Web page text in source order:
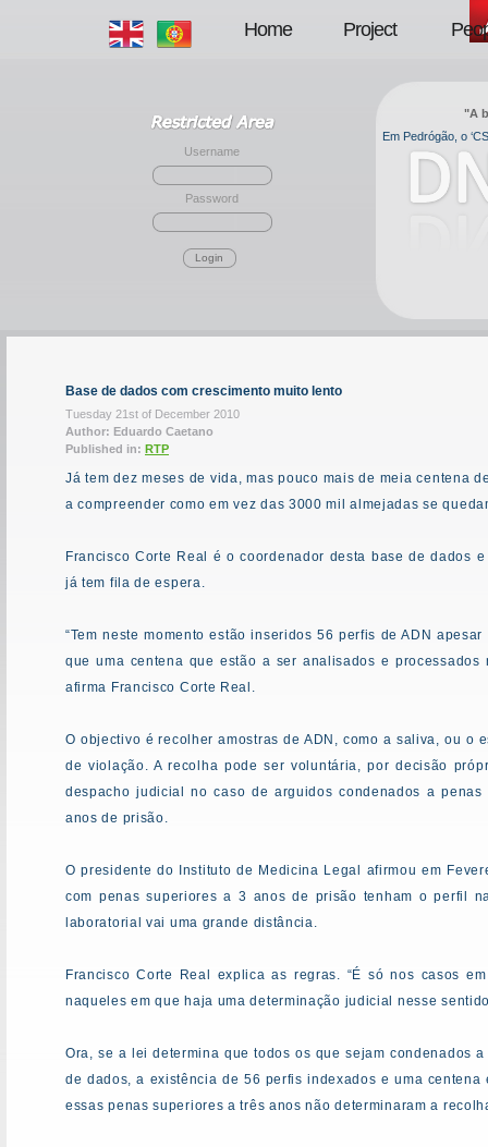
"A
Em Pedrógão, o
Username
Password
Login
Home Project
Base de dados com crescimento muito lento
Tuesday 21st of December 2010
Author: Eduardo Caetano
Published in: RTP
Já tem dez meses de vida, mas pouco mais de meia centena
a compreender como em vez das 3000 mil almejadas se
Francisco Corte Real é o coordenador desta base de dados
já tem fila de espera.
“Tem neste momento estão inseridos 56 perfis de ADN
que uma centena que estão a ser analisados e processados
afirma Francisco Corte Real.
O objectivo é recolher amostras de ADN, como a saliva, ou o
de violação. A recolha pode ser voluntária, por decisão
despacho judicial no caso de arguidos condenados a penas
anos de prisão.
O presidente do Instituto de Medicina Legal afirmou em
com penas superiores a 3 anos de prisão tenham o perfil
laboratorial vai uma grande distância.
Francisco Corte Real explica as regras. “É só nos casos
naqueles em que haja uma determinação judicial nesse
Ora, se a lei determina que todos os que sejam condenados
de dados, a existência de 56 perfis indexados e uma
essas penas superiores a três anos não determinaram a